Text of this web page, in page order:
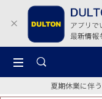
夏期休業に伴